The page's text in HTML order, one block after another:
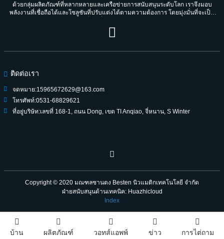
ด้วยกลุ่มผลิตภัณฑ์ที่หลากหลายและเครือข่ายการสนับสนุนระดับโลก เราจึงมอบ
พลังงานที่เชื่อถือได้และโซลูชันที่ปรับแต่งได้ตามความต้องการ โดยมุ่งมั่นที่จะเป็น
ติดต่อเรา
จดหมาย:15965672629@163.com
โทรศัพท์:0531-68829621
ที่อยู่บริษัท:เลขที่ 168-1, ถนน Dong, เขต TI Anqiao, จี่หนาน, S Winter
Copyright © 2020 มณฑลซานตง Besten นิวแมติกเทคโนโลยี จำกัด
ฝ่ายสนับสนุนด้านเทคนิค: Huazhicloud
Index
บ้าน ผลิตภัณฑ์ วอทส์แอพพ์ ข่าว การไต่ถาม